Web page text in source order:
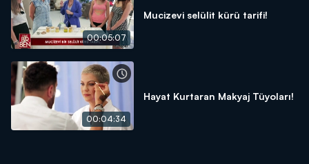
00:05:07
Mucizevi selülit kürü tarifi!
00:04:34
Hayat Kurtaran Makyaj Tüyoları!